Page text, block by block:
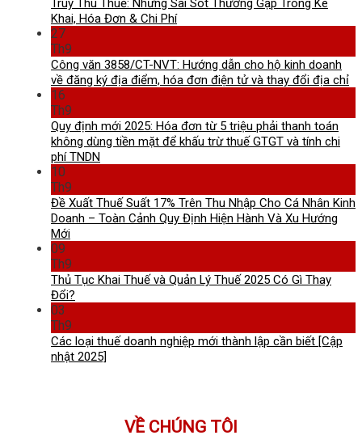
Truy Thu Thuế: Những Sai Sót Thường Gặp Trong Kê
Khai, Hóa Đơn & Chi Phí
27
Th9
Công văn 3858/CT-NVT: Hướng dẫn cho hộ kinh doanh
về đăng ký địa điểm, hóa đơn điện tử và thay đổi địa chỉ
16
Th9
Quy định mới 2025: Hóa đơn từ 5 triệu phải thanh toán
không dùng tiền mặt để khấu trừ thuế GTGT và tính chi
phí TNDN
10
Th9
Đề Xuất Thuế Suất 17% Trên Thu Nhập Cho Cá Nhân Kinh
Doanh – Toàn Cảnh Quy Định Hiện Hành Và Xu Hướng
Mới
09
Th9
Thủ Tục Khai Thuế và Quản Lý Thuế 2025 Có Gì Thay
Đổi?
03
Th9
Các loại thuế doanh nghiệp mới thành lập cần biết [Cập
nhật 2025]
VỀ CHÚNG TÔI